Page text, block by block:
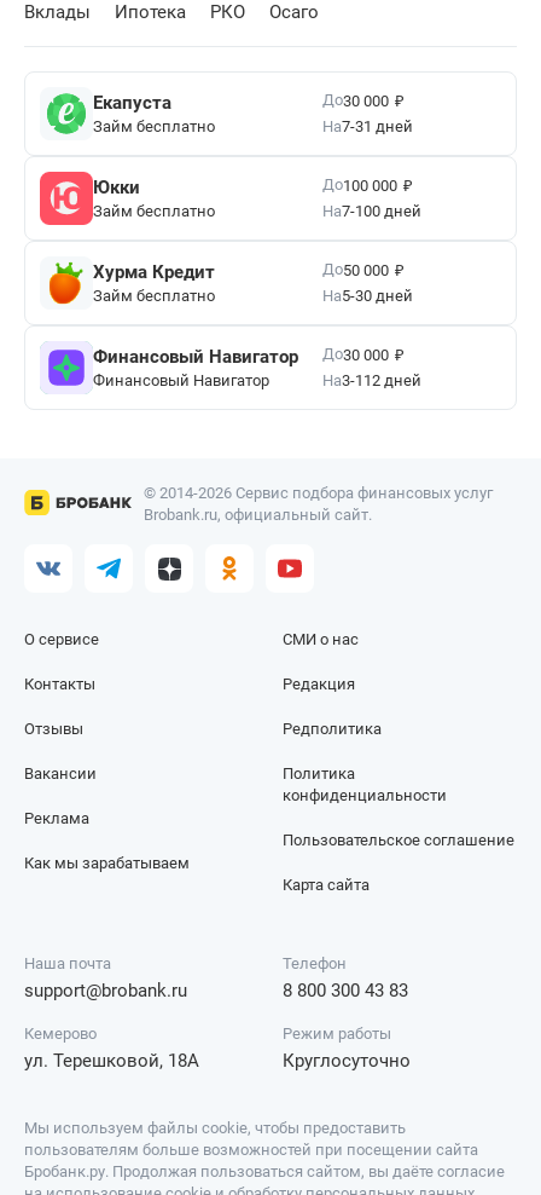
Вклады Ипотека РКО Осаго
Екапуста
Займ бесплатно
До30 000 ₽
На7-31 дней
Юкки
Займ бесплатно
До100 000 ₽
На7-100 дней
Хурма Кредит
Займ бесплатно
До50 000 ₽
На5-30 дней
Финансовый Навигатор
Финансовый Навигатор
До30 000 ₽
На3-112 дней
© 2014-2026 Сервис подбора финансовых услуг
Brobank.ru, официальный сайт.
О сервисе
Контакты
Отзывы
СМИ о нас
Редакция
Редполитика
Вакансии
Реклама
Как мы зарабатываем
Политика
конфиденциальности
Пользовательское соглашение
Карта сайта
Наша почта
support@brobank.ru
Телефон
8 800 300 43 83
Кемерово
ул. Терешковой, 18А
Режим работы
Круглосуточно
Мы используем файлы cookie, чтобы предоставить
пользователям больше возможностей при посещении сайта
Бробанк.ру. Продолжая пользоваться сайтом, вы даёте согласие